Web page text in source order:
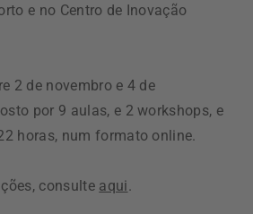
e no Centro de Inovação
2 de novembro e 4 de
por 9 aulas, e 2 workshops, e
horas, num formato online.
consulte aqui.